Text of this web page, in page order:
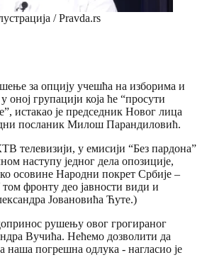
/ Pravda.rs
за опцију учешћа на изборима и
оној групацији која ће “просути
истакао је председник Новог лица
посланик Милош Парандиловић.
телевизији, у емисији “Без пардона”
наступу једног дела опозиције,
осовине Народни покрет Србије –
фронту део јавности види и
Јовановића Ћуте.)
рушењу овог грогираног
Вучића. Нећемо дозволити да
наша погрешна одлука - нагласио је